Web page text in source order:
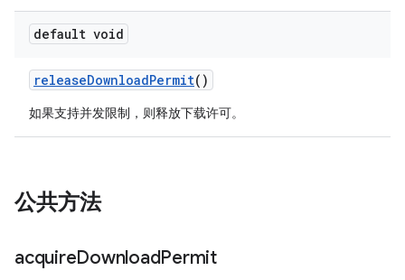
default void
releaseDownloadPermit()
如果支持并发限制，则释放下载许可。
公共方法
acquireDownloadPermit